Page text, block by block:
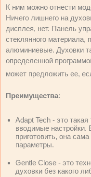
К ним можно отнести
Ничего лишнего на
дисплея, нет. Панель
стеклянного материала,
алюминиевые. Духовки
определенной
может предложить ее,
Преимущества:
Adapt Tech - это
вводимые настройки.
приготовить, она
параметры.
Gentle Close - это
духовки без какого